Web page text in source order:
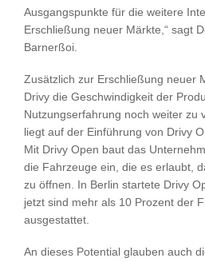
Ausgangspunkte für die weitere
Erschließung neuer Märkte,“ sagt
Barnerßoi.
Zusätzlich zur Erschließung neuer
Drivy die Geschwindigkeit der
Nutzungserfahrung noch weiter zu
liegt auf der Einführung von Drivy
Mit Drivy Open baut das
die Fahrzeuge ein, die es erlaubt,
zu öffnen. In Berlin startete Drivy
jetzt sind mehr als 10 Prozent der
ausgestattet.
An dieses Potential glauben auch